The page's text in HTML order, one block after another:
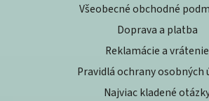
Všeobecné obchodné
Doprava a platba
Reklamácie a vrátenie
Pravidlá ochrany osobných
Najviac kladené